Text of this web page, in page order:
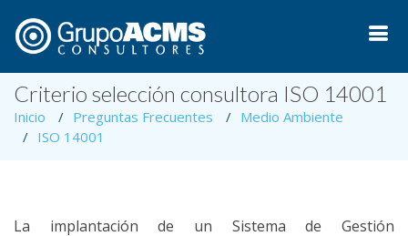
Criterio selección consultora ISO 14001
Inicio Preguntas Frecuentes
Medio Ambiente
ISO 14001
La implantación de un Sistema de Gestión